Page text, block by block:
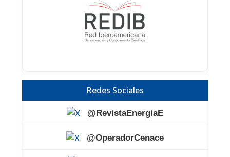
Redes Sociales
@RevistaEnergiaE
@OperadorCenace